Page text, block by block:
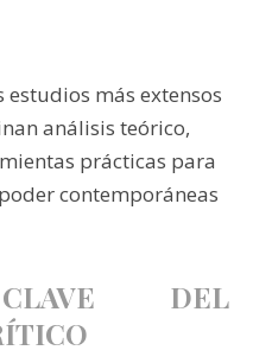
estudios más extensos
análisis teórico,
prácticas para
contemporáneas
CLAVE DEL